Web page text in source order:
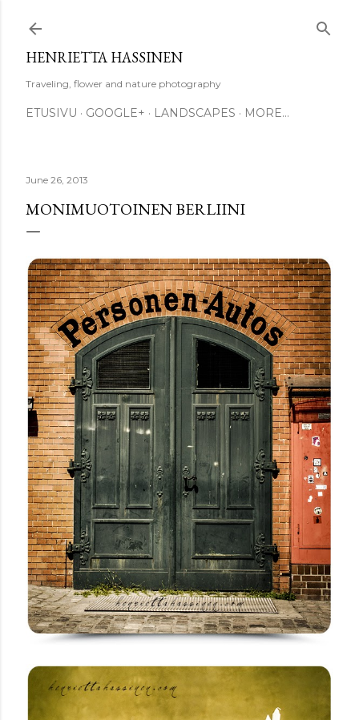
HENRIETTA HASSINEN
Traveling, flower and nature photography
ETUSIVU GOOGLE+ LANDSCAPES MORE…
June 26, 2013
MONIMUOTOINEN BERLIINI